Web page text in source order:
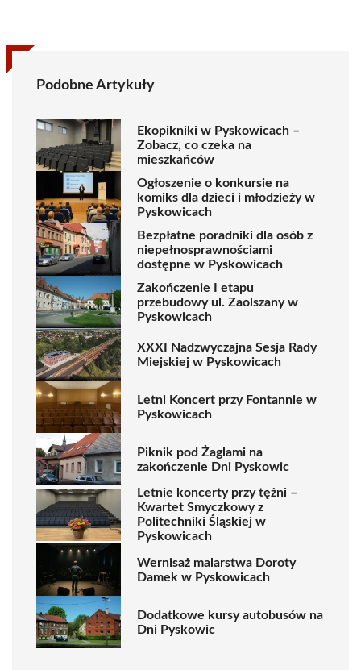
Podobne Artykuły
Ekopikniki w Pyskowicach –
Zobacz, co czeka na
mieszkańców
Ogłoszenie o konkursie na
komiks dla dzieci i młodzieży w
Pyskowicach
Bezpłatne poradniki dla osób z
niepełnosprawnościami
dostępne w Pyskowicach
Zakończenie I etapu
przebudowy ul. Zaolszany w
Pyskowicach
XXXI Nadzwyczajna Sesja Rady
Miejskiej w Pyskowicach
Letni Koncert przy Fontannie w
Pyskowicach
Piknik pod Żaglami na
zakończenie Dni Pyskowic
Letnie koncerty przy tężni –
Kwartet Smyczkowy z
Politechniki Śląskiej w
Pyskowicach
Wernisaż malarstwa Doroty
Damek w Pyskowicach
Dodatkowe kursy autobusów na
Dni Pyskowic